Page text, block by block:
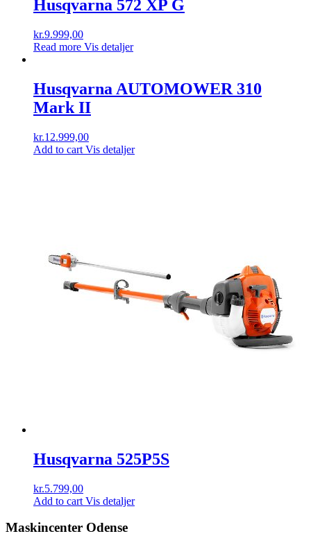
Husqvarna 572 XP G
kr.9.999,00
Read more Vis detaljer
Husqvarna AUTOMOWER 310
Mark II
kr.12.999,00
Add to cart Vis detaljer
Husqvarna 525P5S
kr.5.799,00
Add to cart Vis detaljer
Maskincenter Odense